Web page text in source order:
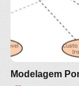
producao
É o preço
demandada
curvas de
Função